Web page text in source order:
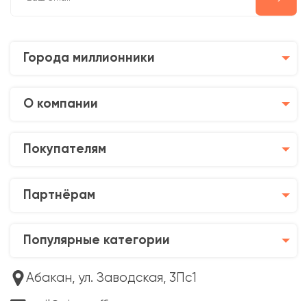
Города миллионники
О компании
Покупателям
Партнёрам
Популярные категории
Абакан, ул. Заводская, 3Пс1